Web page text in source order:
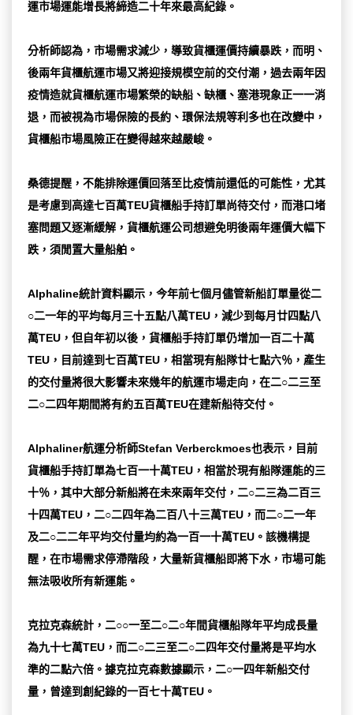
運市場運能增長將締造二十年來最高紀錄。
分析師認為，市場需求減少，導致貨櫃運價持續暴跌，而明、
後兩年貨櫃航運市場又將迎接規模空前的交付潮，過去兩年因
疫情造就貨櫃航運市場繁榮的缺船、缺櫃、塞港現象正一一消
退，而被視為市場保險的長約、環保法規等利多也在改變中，
貨櫃船市場風險正在變得越來越嚴峻。
桑德提醒，不能排除運價回落至比疫情前還低的可能性，尤其
是考慮到高達七百萬TEU貨櫃船手持訂單尚待交付，而港口堵
塞問題又逐漸緩解，貨櫃航運公司想避免明後兩年運價大幅下
跌，須閒置大量船舶。
Alphaline統計資料顯示，今年前七個月儘管新船訂單量從二
○二一年的平均每月三十五點八萬TEU，減少到每月廿四點八
萬TEU，但自年初以後，貨櫃船手持訂單仍增加一百二十萬
TEU，目前達到七百萬TEU，相當現有船隊廿七點六％，產生
的交付量將很大影響未來幾年的航運市場走向，在二○二三至
二○二四年期間將有約五百萬TEU在建新船待交付。
Alphaliner航運分析師Stefan Verberckmoes也表示，目前
貨櫃船手持訂單為七百一十萬TEU，相當於現有船隊運能的三
十％，其中大部分新船將在未來兩年交付，二○二三為二百三
十四萬TEU，二○二四年為二百八十三萬TEU，而二○二一年
及二○二二年平均交付量均約為一百一十萬TEU。該機構提
醒，在市場需求停滯階段，大量新貨櫃船即將下水，市場可能
無法吸收所有新運能。
克拉克森統計，二○○一至二○二○年間貨櫃船隊年平均成長量
為九十七萬TEU，而二○二三至二○二四年交付量將是平均水
準的二點六倍。據克拉克森數據顯示，二○一四年新船交付
量，曾達到創紀錄的一百七十萬TEU。